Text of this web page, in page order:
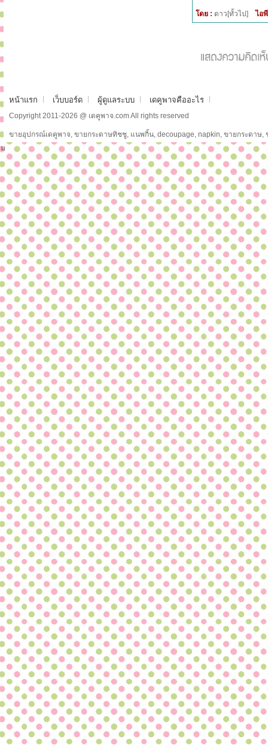
โดย : ดาว[ทั้วไป] ไอ
หน้าแรก เว็บบอร์ด ผู้ดูแลระบบ เดคูพาจคืออะไร
Copyright 2011-2026 @ เดคูพาจ.com All rights reserved
ขายอุปกรณ์เดคูพาจ, ขายกระดาษทิชชู, แนพกิ้น, decoupage, napkin, ขายกระดาษ
ม